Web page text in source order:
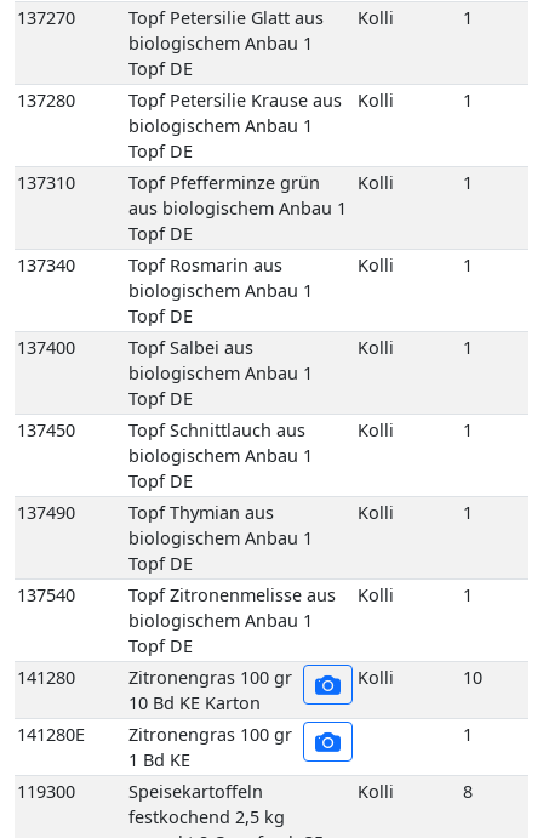
137340
Topf Rosmarin aus
biologischem Anbau 1
Topf DE
Kolli 1
137400
Topf Salbei aus
biologischem Anbau 1
Topf DE
Kolli 1
137450
Topf Schnittlauch aus
biologischem Anbau 1
Topf DE
Kolli 1
137490
Topf Thymian aus
biologischem Anbau 1
Topf DE
Kolli 1
137540
Topf Zitronenmelisse aus
biologischem Anbau 1
Topf DE
Kolli 1
141280
Zitronengras 100 gr
10 Bd KE Karton
Kolli 10
Zitronengras 100 gr
1 Bd KE
Speisekartoffeln
festkochend 2,5 kg
gepackt 8 Carryfresh 35+
DE GP H-grün
Speisekartoffeln
festkochend Annabelle
12,5 kg 35+ DE Netz-Säcke
119160
Speisekartoffeln
festkochend Annabelle 25
kg 35+ DE Netz-Säcke
25
Speisekartoffeln